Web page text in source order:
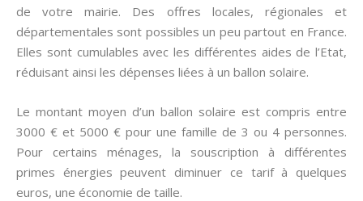
de votre mairie. Des offres locales, régionales et
départementales sont possibles un peu partout en France.
Elles sont cumulables avec les différentes aides de l’Etat,
réduisant ainsi les dépenses liées à un ballon solaire.
Le montant moyen d’un ballon solaire est compris entre
3000 € et 5000 € pour une famille de 3 ou 4 personnes.
Pour certains ménages, la souscription à différentes
primes énergies peuvent diminuer ce tarif à quelques
euros, une économie de taille.